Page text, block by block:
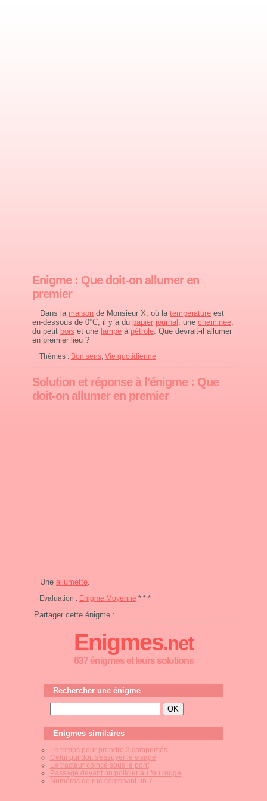
Enigme : Que doit-on allumer en
premier
Dans la maison de Monsieur X, où la température est
en-dessous de 0°C, il y a du papier journal , une cheminée,
du petit bois et une lampe à pétrole. Que devrait-il allumer
en premier lieu ?
Thèmes : Bon sens, Vie quotidienne
Solution et réponse à l'énigme : Que
doit-on allumer en premier
Une allumette
Evaluation : Enigme Moyenne * * *
Partager cette énigme :
Enigmes.net
637 énigmes et leurs solutions
Rechercher une énigme
Enigmes similaires
Le temps pour prendre 3 comprimés
Celui qui doit s'essuyer le visage
Le tracteur coincé sous le pont
Passage devant un policier au feu rouge
Numéros de rue contenant un 7